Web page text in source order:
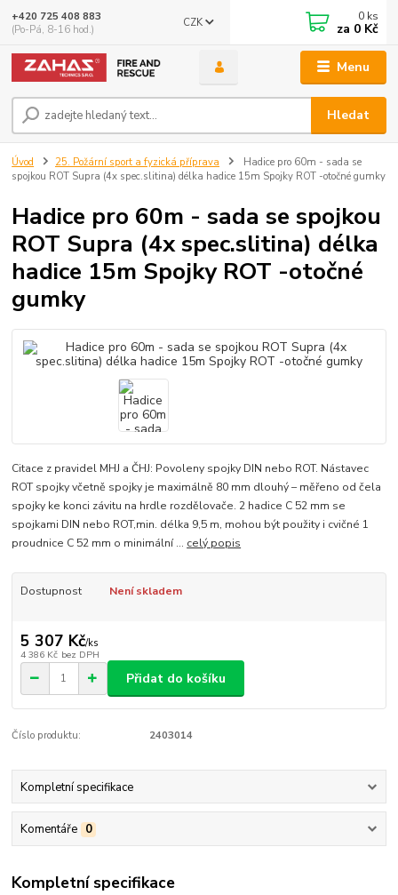
Menu
CZK
Hledat
+420 725 408 883
(Po-Pá, 8-16 hod.)
0 ks
za 0 Kč
Úvod 25. Požární sport a fyzická příprava
Hadice pro 60m - sada se
spojkou ROT Supra (4x spec.slitina) délka hadice 15m Spojky ROT -otočné gumky
Hadice pro 60m - sada se spojkou
ROT Supra (4x spec.slitina) délka
hadice 15m Spojky ROT -otočné
gumky
Citace z pravidel MHJ a ČHJ: Povoleny spojky DIN nebo ROT. Nástavec
ROT spojky včetně spojky je maximálně 80 mm dlouhý – měřeno od čela
spojky ke konci závitu na hrdle rozdělovače. 2 hadice C 52 mm se
spojkami DIN nebo ROT,min. délka 9,5 m, mohou být použity i cvičné 1
proudnice C 52 mm o minimální ... celý popis
Dostupnost Není skladem
5 307 Kč/ks
4 386 Kč bez DPH
Přidat do košíku
Číslo produktu: 2403014
Kompletní specifikace
Komentáře 0
Kompletní specifikace